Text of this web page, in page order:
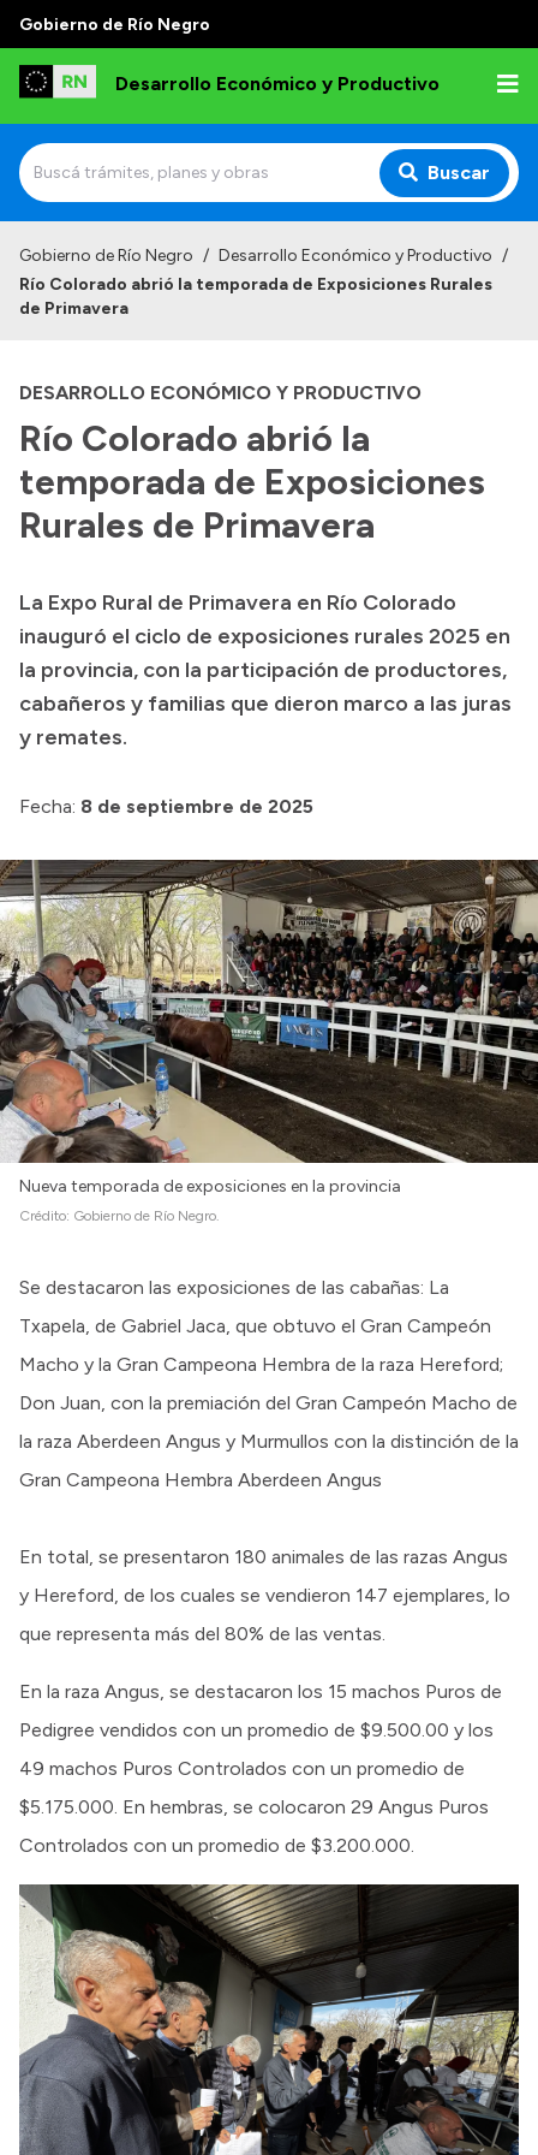
Gobierno de Río Negro
Desarrollo Económico y Productivo
Buscar
Institucional
Autoridades
Delegaciones
Normativa
Presupuesto
Boletín Oficial
Compras y licitaciones
Consulta de expedientes
Convocatorias
Intranet
Login
Gobierno de Río Negro / Desarrollo Económico y Productivo /
Río Colorado abrió la temporada de Exposiciones Rurales
de Primavera
DESARROLLO ECONÓMICO Y PRODUCTIVO
Río Colorado abrió la
temporada de Exposiciones
Rurales de Primavera
La Expo Rural de Primavera en Río Colorado
inauguró el ciclo de exposiciones rurales 2025 en
la provincia, con la participación de productores,
cabañeros y familias que dieron marco a las juras
y remates.
Fecha: 8 de septiembre de 2025
Nueva temporada de exposiciones en la provincia
Crédito: Gobierno de Río Negro.
Se destacaron las exposiciones de las cabañas: La
Txapela, de Gabriel Jaca, que obtuvo el Gran Campeón
Macho y la Gran Campeona Hembra de la raza Hereford;
Don Juan, con la premiación del Gran Campeón Macho de
la raza Aberdeen Angus y Murmullos con la distinción de la
Gran Campeona Hembra Aberdeen Angus
En total, se presentaron 180 animales de las razas Angus
y Hereford, de los cuales se vendieron 147 ejemplares, lo
que representa más del 80% de las ventas.
En la raza Angus, se destacaron los 15 machos Puros de
Pedigree vendidos con un promedio de $9.500.00 y los
49 machos Puros Controlados con un promedio de
$5.175.000. En hembras, se colocaron 29 Angus Puros
Controlados con un promedio de $3.200.000.